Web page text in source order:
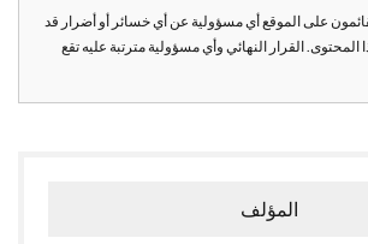
على الموقع أي مسؤولية عن أي خسائر أو أضرار قد
المحتوى. القرار النهائي وأي مسؤولية مترتبة عليه تقع
المؤلف